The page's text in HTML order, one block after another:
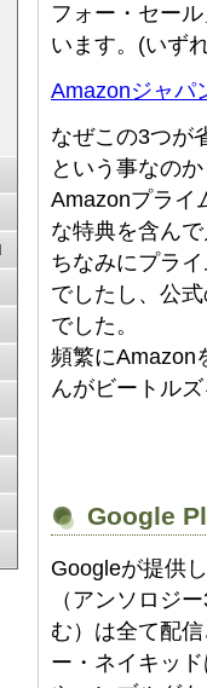
フォー・セー
います。(いず
Amazonジャパ
なぜこの3つが
という事なの
Amazonプライ
な特典を含ん
ちなみにプラ
でしたし、公
でした。
頻繁にAmazon
んがビートル
Google
Googleが提供
（アンソロジ
む）は全て配
ー・ネイキッ